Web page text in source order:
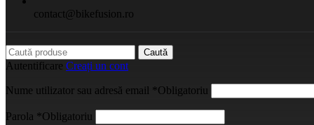
contact@bikefusion.ro
Caută
Autentificare Creați un cont
Nume utilizator sau adresă email *Obligatoriu
Parola *Obligatoriu